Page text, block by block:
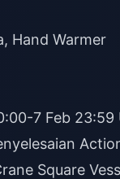
Hand Warmer
7 Feb 23:59
Square